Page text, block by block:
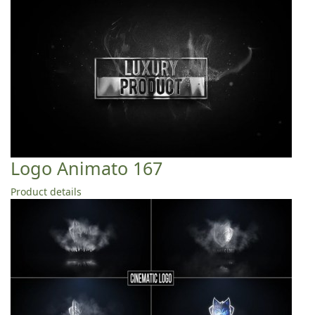
Logo Animato 167
Product details